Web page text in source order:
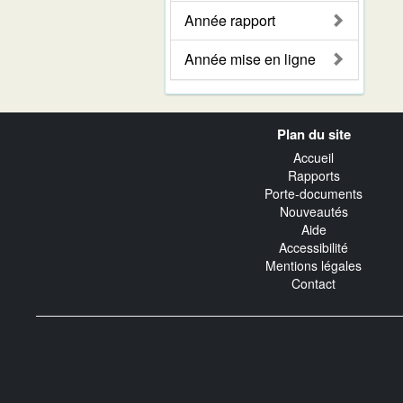
Année rapport
Année mise en ligne
Plan du site
Accueil
Rapports
Porte-documents
Nouveautés
Aide
Accessibilité
Mentions légales
Contact